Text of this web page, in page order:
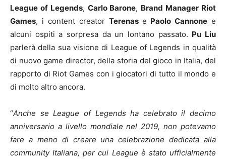
League of Legends, Carlo Barone, Brand Manager Riot
Games, i content creator Terenas e Paolo Cannone e
alcuni ospiti a sorpresa da un lontano passato. Pu Liu
parlerà della sua visione di League of Legends in qualità
di nuovo game director, della storia del gioco in Italia, del
rapporto di Riot Games con i giocatori di tutto il mondo e
di molto altro ancora.
“Anche se League of Legends ha celebrato il decimo
anniversario a livello mondiale nel 2019, non potevamo
fare a meno di creare una celebrazione dedicata alla
community Italiana, per cui League è stato ufficialmente